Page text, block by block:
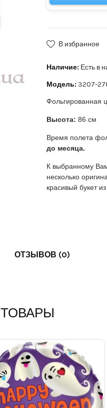
В избранное
Наличие: Есть в
Модель: 3207-
Фольгированная
Высота: 86 см
Время полета
до месяца.
К выбранному
несколько
красивый букет
ОТЗЫВОВ (0)